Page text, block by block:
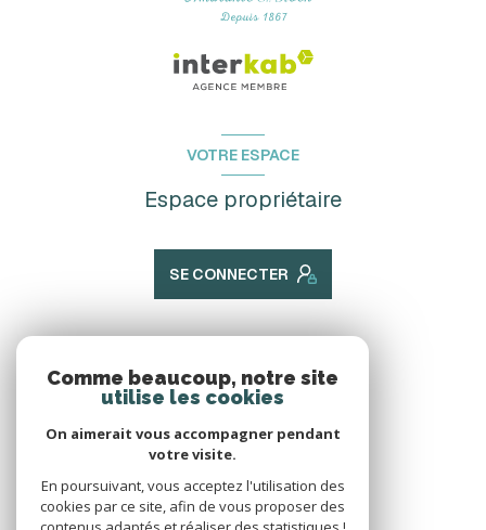
VOTRE ESPACE
Espace propriétaire
SE CONNECTER
Nous adhérons
Comme beaucoup, notre site
utilise les cookies
On aimerait vous accompagner pendant
votre visite.
En poursuivant, vous acceptez l'utilisation des
cookies par ce site, afin de vous proposer des